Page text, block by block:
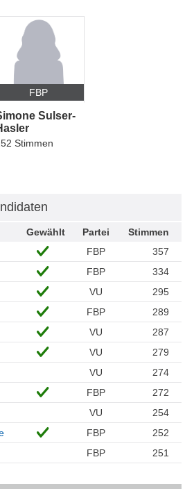
FBP
Sulser-
Stimmen
Gewählt Partei
Stimmen
FBP
357
FBP
334
VU
295
FBP
289
VU
287
VU
279
VU
274
FBP
272
VU
254
FBP
252
FBP 251